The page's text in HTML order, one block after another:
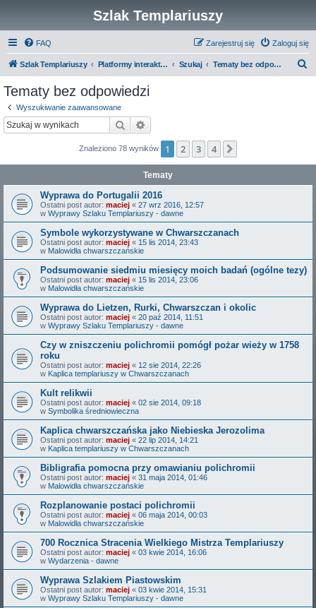
Szlak Templariuszy
FAQ Zaloguj się
Zarejestruj się
Szlak Templariuszy Platformy interaktywne Szlaku Templariuszy Szukaj Tematy bez odpowiedzi
Tematy bez odpowiedzi
Wyszukiwanie zaawansowane
Szukaj
Znaleziono 78 wyników 1 2 3 4
Tematy
Wyprawa do Portugalii 2016
Ostatni post autor: maciej « 27 wrz 2016, 12:57
w Wyprawy Szlaku Templariuszy - dawne
Symbole wykorzystywane w Chwarszczanach
Ostatni post autor: maciej « 15 lis 2014, 23:43
w Malowidła chwarszczańskie
Podsumowanie siedmiu miesięcy moich badań (ogólne tezy)
Ostatni post autor: maciej « 15 lis 2014, 23:06
w Malowidła chwarszczańskie
Wyprawa do Lietzen, Rurki, Chwarszczan i okolic
Ostatni post autor: maciej « 20 paź 2014, 11:51
w Wyprawy Szlaku Templariuszy - dawne
Czy w zniszczeniu polichromii pomógł pożar wieży w 1758
roku
Ostatni post autor: maciej « 12 sie 2014, 22:26
w Kaplica templariuszy w Chwarszczanach
Kult relikwii
Ostatni post autor: maciej « 02 sie 2014, 09:18
w Symbolika średniowieczna
Kaplica chwarszczańska jako Niebieska Jerozolima
Ostatni post autor: maciej « 22 lip 2014, 14:21
w Kaplica templariuszy w Chwarszczanach
Bibligrafia pomocna przy omawianiu polichromii
Ostatni post autor: maciej « 31 maja 2014, 01:46
w Malowidła chwarszczańskie
Rozplanowanie postaci polichromii
Ostatni post autor: maciej « 06 maja 2014, 00:03
w Malowidła chwarszczańskie
700 Rocznica Stracenia Wielkiego Mistrza Templariuszy
Ostatni post autor: maciej « 03 kwie 2014, 16:06
w Wydarzenia - dawne
Wyprawa Szlakiem Piastowskim
Ostatni post autor: maciej « 03 kwie 2014, 15:31
w Wyprawy Szlaku Templariuszy - dawne